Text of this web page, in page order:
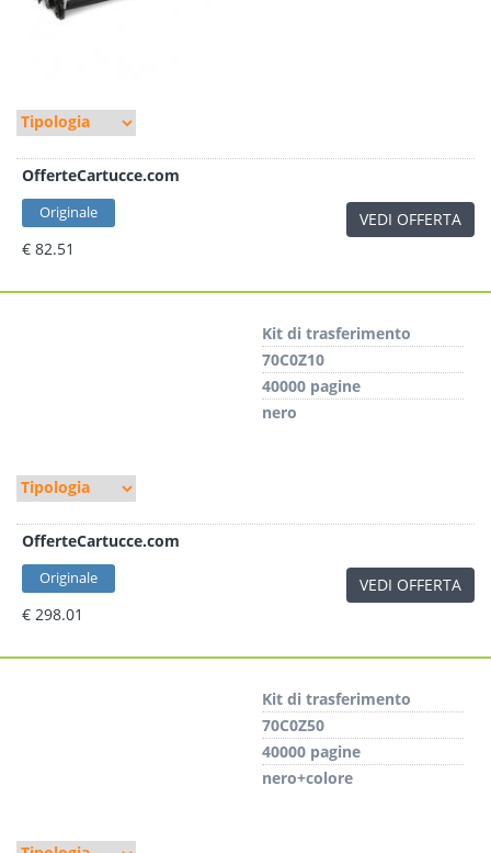
OfferteCartucce.com
Originale
€ 82.51
VEDI OFFERTA
Kit di trasferimento
70C0Z10
40000 pagine
nero
OfferteCartucce.com
Originale
€ 298.01
VEDI OFFERTA
Kit di trasferimento
70C0Z50
40000 pagine
nero+colore